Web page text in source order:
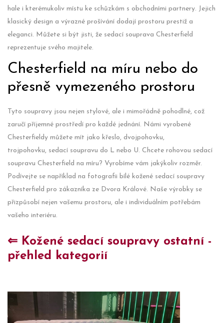
hale i kterémukoliv místu ke schůzkám s obchodními partnery. Jejich
klasický design a výrazné prošívání dodají prostoru prestiž a
eleganci. Můžete si být jisti, že sedací souprava Chesterfield
reprezentuje svého majitele.
Chesterfield na míru nebo do
přesně vymezeného prostoru
Tyto soupravy jsou nejen stylové, ale i mimořádně pohodlné, což
zaručí příjemné prostředí pro každé jednání. Námi vyrobené
Chesterfieldy můžete mít jako křeslo, dvojpohovku,
trojpohovku, sedací soupravu do L nebo U. Chcete rohovou sedací
soupravu Chesterfield na míru? Vyrobíme vám jakýkoliv rozměr.
Podívejte se například na fotografii bílé kožené sedací soupravy
Chesterfield pro zákazníka ze Dvora Králové. Naše výrobky se
přizpůsobí nejen vašemu prostoru, ale i individuálním potřebám
vašeho interiéru.
⇐ Kožené sedací soupravy ostatní -
přehled kategorií